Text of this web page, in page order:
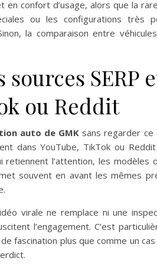
confort d’usage, alors que la
ou les configurations très
la comparaison entre
SERP
ou Reddit
auto de GMK sans regarder ce
dans YouTube, TikTok ou
l’attention, les modèles
souvent en avant les mêmes
virale ne remplace ni une
l’engagement. C’est
fascination plus que comme un cas